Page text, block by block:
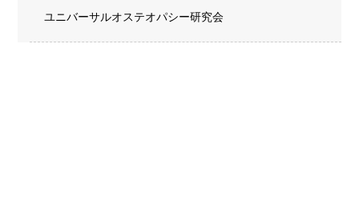
ユニバーサルオステオパシー研究会